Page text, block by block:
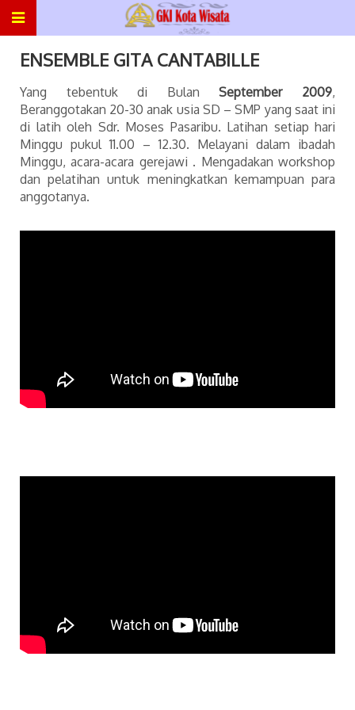
ENSEMBLE GITA CANTABILLE
Yang tebentuk di BulanSeptember 2009,
Beranggotakan 20-30 anak usia SD – SMP yang saat ini
di latih oleh Sdr. Moses Pasaribu. Latihan setiap hari
Minggu pukul 11.00 – 12.30. Melayani dalam ibadah
Minggu, acara-acara gerejawi . Mengadakan workshop
dan pelatihan untuk meningkatkan kemampuan para
anggotanya.